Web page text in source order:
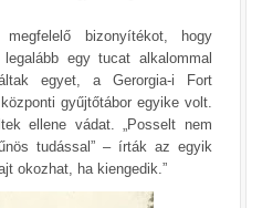
bizonyítékot, hogy
egy tucat alkalommal
egyet, a Gerorgia-i Fort
gyűjtőtábor egyike volt.
ellene vádat. „Posselt nem
tudással” – írták az egyik
okozhat, ha kiengedik.”